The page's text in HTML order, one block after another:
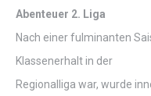
Abenteuer 2. Liga
Nach einer fulminanten
Klassenerhalt in der
Regionalliga war, wurde